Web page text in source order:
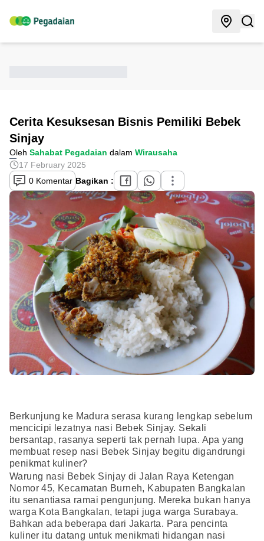
Cerita Kesuksesan Bisnis Pemiliki Bebek
Sinjay
Oleh Sahabat Pegadaian dalam Wirausaha
17 February 2025
0 Komentar Bagikan :
Berkunjung ke Madura serasa kurang lengkap sebelum
mencicipi lezatnya nasi Bebek Sinjay. Sekali
bersantap, rasanya seperti tak pernah lupa. Apa yang
membuat resep nasi Bebek Sinjay begitu digandrungi
penikmat kuliner?
Warung nasi Bebek Sinjay di Jalan Raya Ketengan
Nomor 45, Kecamatan Burneh, Kabupaten Bangkalan
itu senantiasa ramai pengunjung. Mereka bukan hanya
warga Kota Bangkalan, tetapi juga warga Surabaya.
Bahkan ada beberapa dari Jakarta. Para pencinta
kuliner itu datang untuk menikmati hidangan nasi